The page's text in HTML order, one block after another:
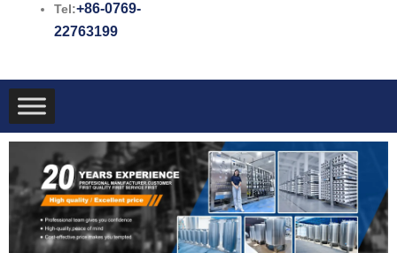
Tel:+86-0769-
22763199